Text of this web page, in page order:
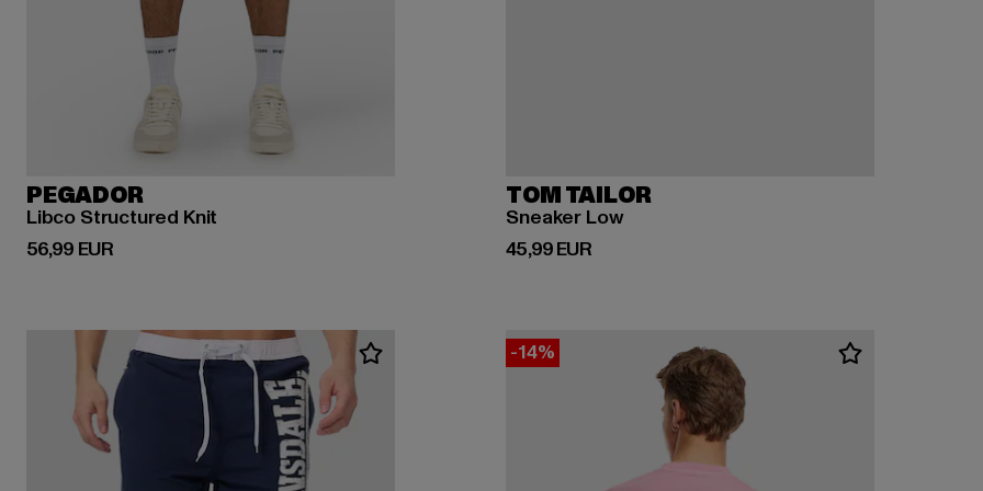
PEGADOR
Libco Structured Knit
56,99 EUR
Prix courant: 56,99 EUR
TOM TAILOR
Sneaker Low
45,99 EUR
Prix courant: 45,99 EUR
-14%